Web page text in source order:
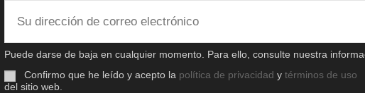
Puede darse de baja en cualquier momento. Para ello, consulte nuestra
Confirmo que he leído y acepto la política de privacidad y términos de uso
del sitio web.